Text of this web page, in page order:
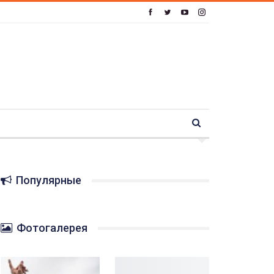
Популярные
Фотогалерея